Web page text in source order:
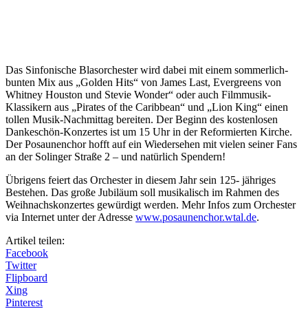
Das Sinfonische Blasorchester wird dabei mit einem sommerlich-
bunten Mix aus „Golden Hits“ von James Last, Evergreens von
Whitney Houston und Stevie Wonder“ oder auch Filmmusik-
Klassikern aus „Pirates of the Caribbean“ und „Lion King“ einen
tollen Musik-Nachmittag bereiten. Der Beginn des kostenlosen
Dankeschön-Konzertes ist um 15 Uhr in der Reformierten Kirche.
Der Posaunenchor hofft auf ein Wiedersehen mit vielen seiner Fans
an der Solinger Straße 2 – und natürlich Spendern!
Übrigens feiert das Orchester in diesem Jahr sein 125- jähriges
Bestehen. Das große Jubiläum soll musikalisch im Rahmen des
Weihnachskonzertes gewürdigt werden. Mehr Infos zum Orchester
via Internet unter der Adresse www.posaunenchor.wtal.de.
Artikel teilen:
Facebook
Twitter
Flipboard
Xing
Pinterest